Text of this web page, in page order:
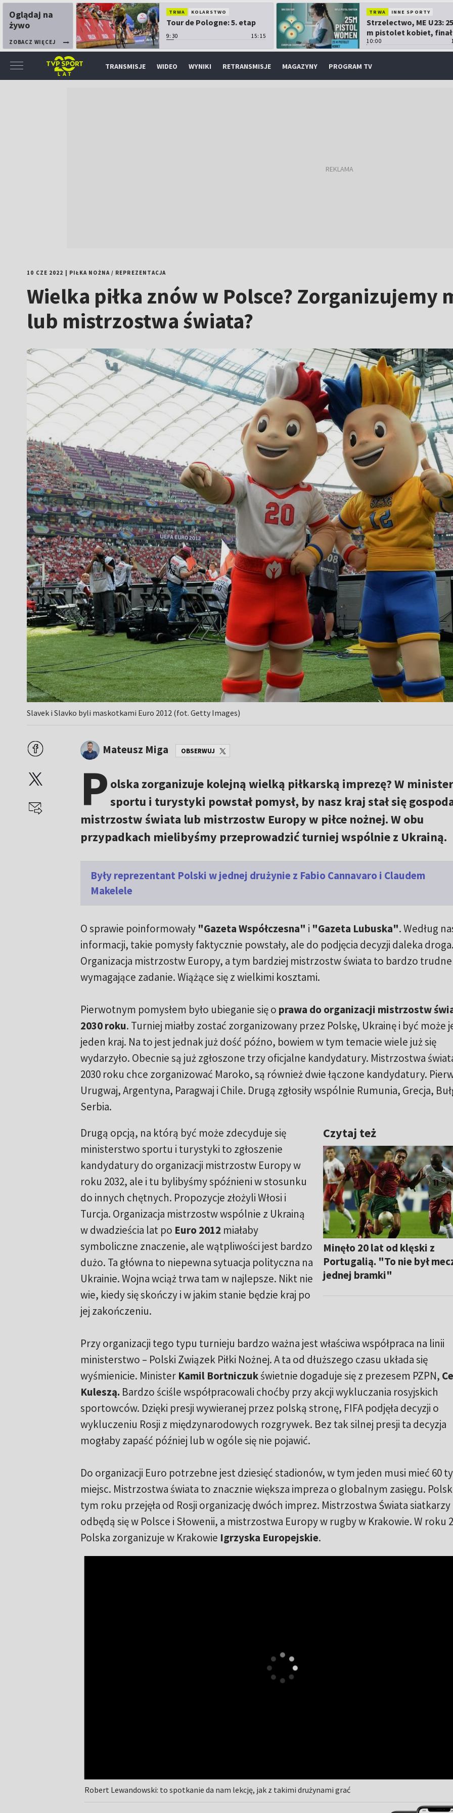
Oglądaj na
żywo
ZOBACZ WIĘCEJ
TRWA KOLARSTWO
Tour de Pologne: 5. etap
9:30 15:15
TRWA INNE SPORTY
Strzelectwo, ME U23:
m pistolet kobiet, finał
10:00
TRANSMISJE WIDEO WYNIKI RETRANSMISJE MAGAZYNY PROGRAM TV
10 CZE 2022 PIŁKA NOŻNA/ REPREZENTACJA
Wielka piłka znów w Polsce?
lub mistrzostwa świata?
Slavek i Slavko byli maskotkami Euro 2012 (fot. Getty Images)
Mateusz Miga OBSERWUJ
P olska zorganizuje kolejną wielką piłkarską imprezę? W
sportu i turystyki powstał pomysł, by nasz kraj stał się
mistrzostw świata lub mistrzostw Europy w piłce nożnej. W obu
przypadkach mielibyśmy przeprowadzić turniej wspólnie z Ukrainą.
Były reprezentant Polski w jednej drużynie z Fabio Cannavaro i Claudem
Makelele
O sprawie poinformowały "Gazeta Współczesna" i "Gazeta Lubuska". Według
informacji, takie pomysły faktycznie powstały, ale do podjęcia decyzji daleka
Organizacja mistrzostw Europy, a tym bardziej mistrzostw świata to bardzo
wymagające zadanie. Wiążące się z wielkimi kosztami.
Pierwotnym pomysłem było ubieganie się o prawa do organizacji mistrzostw
2030 roku. Turniej miałby zostać zorganizowany przez Polskę, Ukrainę i być może
jeden kraj. Na to jest jednak już dość późno, bowiem w tym temacie wiele już się
wydarzyło. Obecnie są już zgłoszone trzy oficjalne kandydatury. Mistrzostwa
2030 roku chce zorganizować Maroko, są również dwie łączone kandydatury.
Urugwaj, Argentyna, Paragwaj i Chile. Drugą zgłosiły wspólnie Rumunia, Grecja,
Serbia.
Czytaj też
Minęło 20 lat od klęski z
Portugalią. "To nie był
jednej bramki"
Drugą opcją, na którą być może zdecyduje się
ministerstwo sportu i turystyki to zgłoszenie
kandydatury do organizacji mistrzostw Europy w
roku 2032, ale i tu bylibyśmy spóźnieni w stosunku
do innych chętnych. Propozycje złożyli Włosi i
Turcja. Organizacja mistrzostw wspólnie z Ukrainą
w dwadzieścia lat po Euro 2012 miałaby
symboliczne znaczenie, ale wątpliwości jest bardzo
dużo. Ta główna to niepewna sytuacja polityczna na
Ukrainie. Wojna wciąż trwa tam w najlepsze. Nikt nie
wie, kiedy się skończy i w jakim stanie będzie kraj po
jej zakończeniu.
Przy organizacji tego typu turnieju bardzo ważna jest właściwa współpraca na linii
ministerstwo – Polski Związek Piłki Nożnej. A ta od dłuższego czasu układa się
wyśmienicie. Minister Kamil Bortniczukświetnie dogaduje się z prezesem PZPN,
Kuleszą. Bardzo ściśle współpracowali choćby przy akcji wykluczania rosyjskich
sportowców. Dzięki presji wywieranej przez polską stronę, FIFA podjęła decyzji o
wykluczeniu Rosji z międzynarodowych rozgrywek. Bez tak silnej presji ta decyzja
mogłaby zapaść później lub w ogóle się nie pojawić.
Do organizacji Euro potrzebne jest dziesięć stadionów, w tym jeden musi mieć 60
miejsc. Mistrzostwa świata to znacznie większa impreza o globalnym zasięgu.
tym roku przejęła od Rosji organizację dwóch imprez. Mistrzostwa Świata siatkarzy
odbędą się w Polsce i Słowenii, a mistrzostwa Europy w rugby w Krakowie. W roku
Polska zorganizuje w Krakowie Igrzyska Europejskie.
Robert Lewandowski: to spotkanie da nam lekcję, jak z takimi drużynami grać